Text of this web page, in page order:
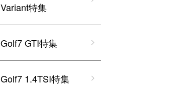
Variant特集
Golf7 GTI特集
Golf7 1.4TSI特集